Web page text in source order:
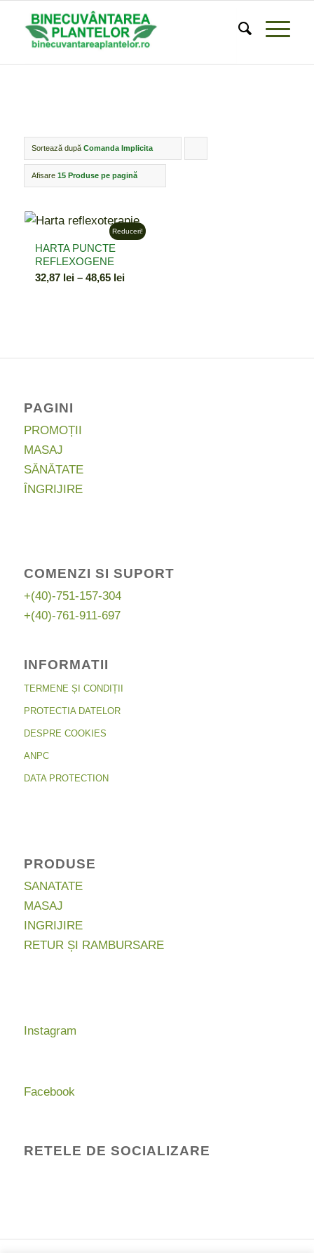
Sortează după Comanda Implicita
Afisare 15 Produse pe pagină
HARTA PUNCTE
REFLEXOGENE
32,87 lei – 48,65 leiInterval
la
Reduceri!
PAGINI
PROMOȚII
MASAJ
SĂNĂTATE
ÎNGRIJIRE
COMENZI SI SUPORT
+(40)-751-157-304
+(40)-761-911-697
INFORMATII
TERMENE ȘI CONDIȚII
PROTECTIA DATELOR
DESPRE COOKIES
ANPC
DATA PROTECTION
PRODUSE
SANATATE
MASAJ
INGRIJIRE
RETUR ȘI RAMBURSARE
Instagram
Facebook
RETELE DE SOCIALIZARE